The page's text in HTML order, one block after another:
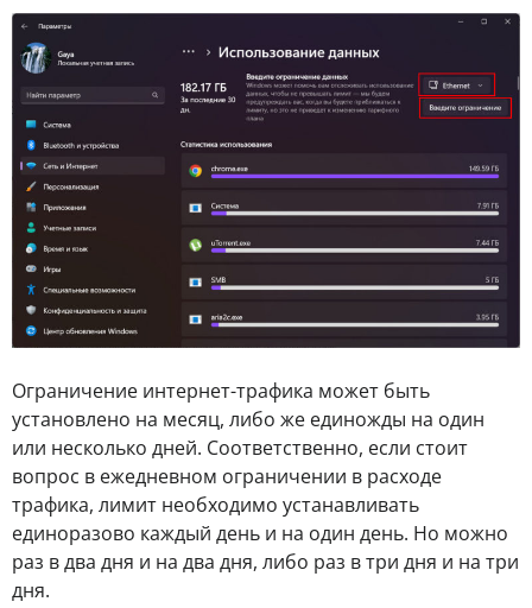
Ограничение интернет-трафика может быть
установлено на месяц, либо же единожды на один
или несколько дней. Соответственно, если стоит
вопрос в ежедневном ограничении в расходе
трафика, лимит необходимо устанавливать
единоразово каждый день и на один день. Но можно
раз в два дня и на два дня, либо раз в три дня и на три
дня.